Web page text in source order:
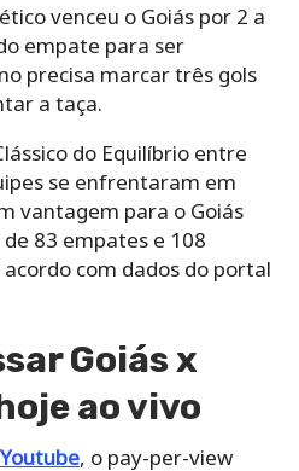
venceu o Goiás por 2 a
empate para ser
precisa marcar três gols
a taça.
do Equilíbrio entre
se enfrentaram em
vantagem para o Goiás
83 empates e 108
com dados do portal
Goiás x
ao vivo
Youtube, o pay-per-view